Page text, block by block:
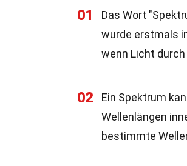
01
Das Wort
wurde erstmals
wenn Licht durch
02 Ein Spektrum
Wellenlängen
bestimmte